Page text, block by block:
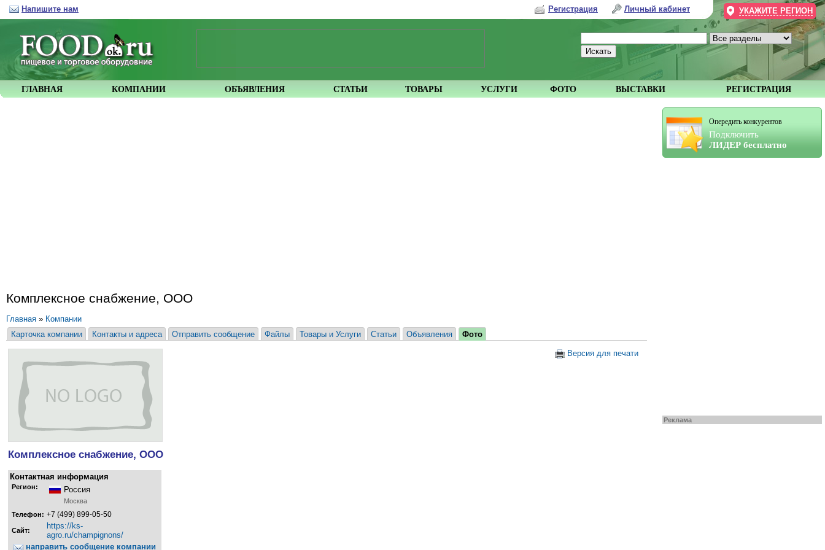
Опередить конкурентов
Подключить
ЛИДЕР бесплатно
Реклама
Комплексное снабжение, ООО
Главная » Компании
Карточка компании
Контакты и адреса Отправить сообщение Файлы Товары и Услуги Статьи Объявления Фото
Комплексное снабжение, ООО
Контактная информация
Регион: Россия
Москва
Телефон: +7 (499) 899-05-50
Сайт:
https://ks-
agro.ru/champignons/
направить сообщение компании
Версия для печати
ГЛАВНАЯ КОМПАНИИ ОБЪЯВЛЕНИЯ СТАТЬИ ТОВАРЫ УСЛУГИ ФОТО ВЫСТАВКИ РЕГИСТРАЦИЯ
Напишите нам Личный кабинет
Регистрация УКАЖИТЕ РЕГИОН